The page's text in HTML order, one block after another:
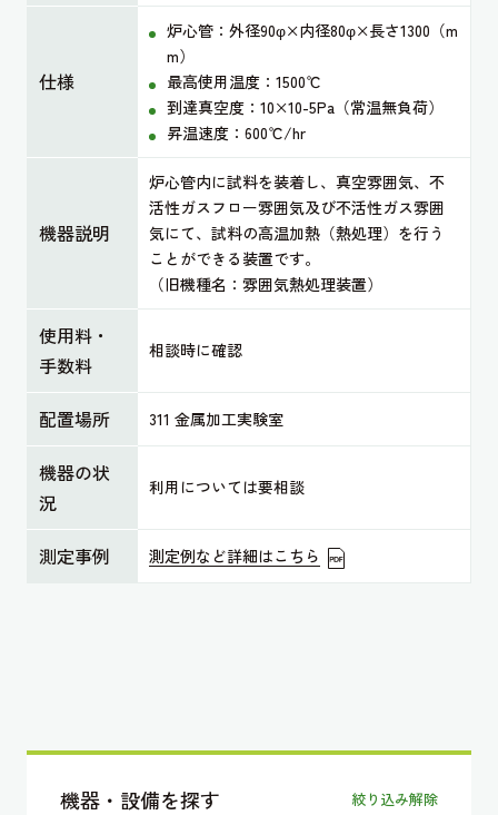
仕様
炉心管：外径90φ×内径80φ×長さ1300（m
m）
最高使用温度：1500℃
到達真空度：10×10-5Pa（常温無負荷）
昇温速度：600℃/hr
機器説明
炉心管内に試料を装着し、真空雰囲気、不
活性ガスフロー雰囲気及び不活性ガス雰囲
気にて、試料の高温加熱（熱処理）を行う
ことができる装置です。
（旧機種名：雰囲気熱処理装置）
使用料・
手数料
相談時に確認
配置場所 311 金属加工実験室
機器の状
況
利用については要相談
測定事例 測定例など詳細はこちら
機器・設備を探す 絞り込み解除